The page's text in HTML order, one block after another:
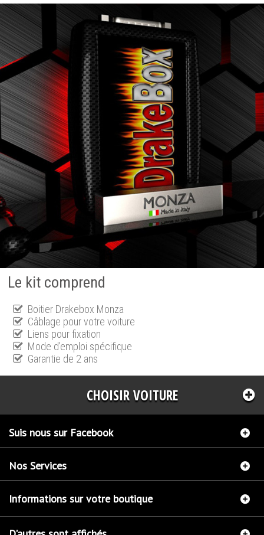
Le kit comprend
Boitier Drakebox Monza
Câblage pour votre voiture
Liens pour fixation
Mode d'emploi spécifique
Garantie de 2 ans
CHOISIR VOITURE
Suis nous sur Facebook
Nos Services
Informations sur votre boutique